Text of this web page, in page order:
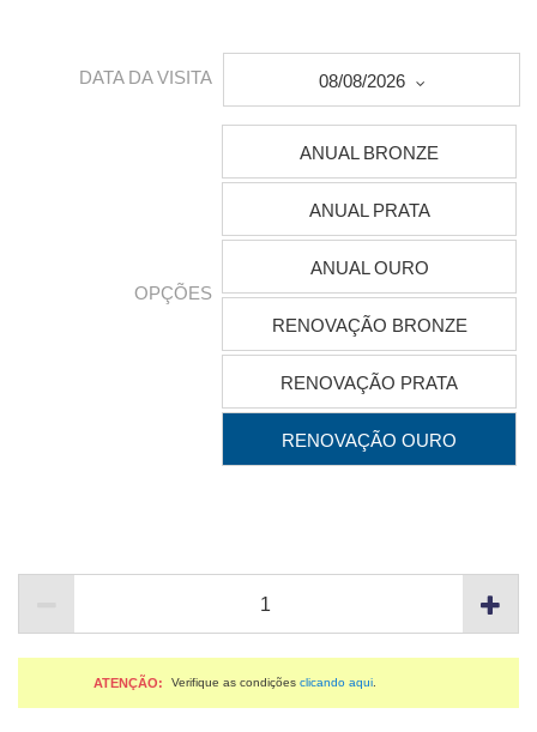
DATA DA VISITA 08/08/2026
OPÇÕES
ANUAL BRONZE
ANUAL PRATA
ANUAL OURO
RENOVAÇÃO BRONZE
RENOVAÇÃO PRATA
RENOVAÇÃO OURO
ATENÇÃO: Verifique as condições clicando aqui.